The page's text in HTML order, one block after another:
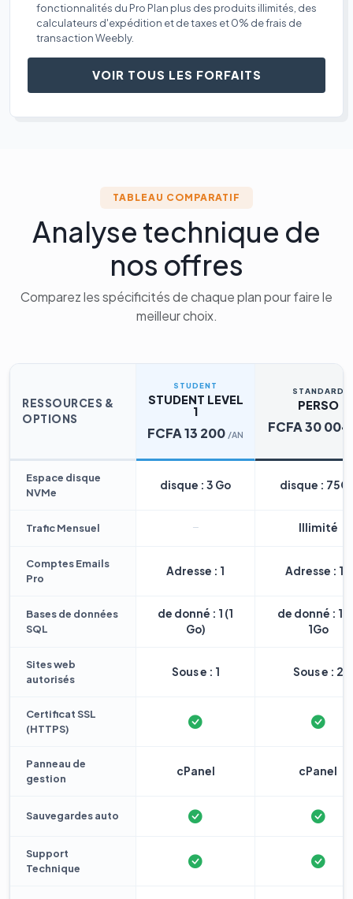
fonctionnalités du Pro Plan plus des produits illimités, des
calculateurs d'expédition et de taxes et 0% de frais de
transaction Weebly.
VOIR TOUS LES FORFAITS
TABLEAU COMPARATIF
Analyse technique de
nos offres
Comparez les spécificités de chaque plan pour faire le
meilleur choix.
RESSOURCES &
OPTIONS
STUDENT
STUDENT LEVEL
1
FCFA 13 200 /AN
STANDARD
PERSO
FCFA 30 004
Espace disque
NVMe
disque : 3 Go disque :
Trafic Mensuel Illimité
Comptes Emails
Pro
Adresse : 1 Adresse : 10
Bases de données
SQL
de donné : 1 (1
Go)
de donné : 1
1Go
Sites web
autorisés
Sous e : 1 Sous e : 2
Certificat SSL
(HTTPS)
Panneau de
gestion
cPanel cPanel
Sauvegardes auto
Support
Technique